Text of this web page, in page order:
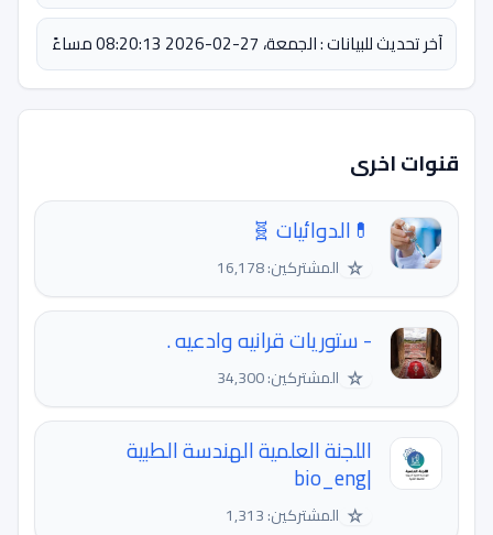
آخر تحديث للبيانات : الجمعة، 27-02-2026 08:20:13 مساءً
قنوات اخرى
💊الدوائيات 🧬
☆ المشتركين: 16,178
- ستوريات قرانيه وادعيه .
☆ المشتركين: 34,300
اللجنة العلمية الهندسة الطبية
|bio_eng
☆ المشتركين: 1,313